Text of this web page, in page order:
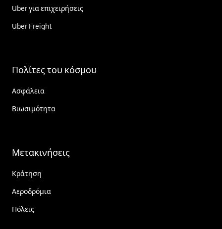
Uber για επιχειρήσεις
Uber Freight
Πολίτες του κόσμου
Ασφάλεια
Βιωσιμότητα
Μετακινήσεις
Κράτηση
Αεροδρόμια
Πόλεις